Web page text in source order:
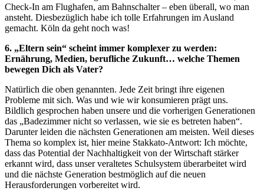
Check-In am Flughafen, am Bahnschalter – eben überall, wo man
ansteht. Diesbezüglich habe ich tolle Erfahrungen im Ausland
gemacht. Köln da geht noch was!
6. „Eltern sein“ scheint immer komplexer zu werden:
Ernährung, Medien, berufliche Zukunft… welche Themen
bewegen Dich als Vater?
Natürlich die oben genannten. Jede Zeit bringt ihre eigenen
Probleme mit sich. Was und wie wir konsumieren prägt uns.
Bildlich gesprochen haben unsere und die vorherigen Generationen
das „Badezimmer nicht so verlassen, wie sie es betreten haben“.
Darunter leiden die nächsten Generationen am meisten. Weil dieses
Thema so komplex ist, hier meine Stakkato-Antwort: Ich möchte,
dass das Potential der Nachhaltigkeit von der Wirtschaft stärker
erkannt wird, dass unser veraltetes Schulsystem überarbeitet wird
und die nächste Generation bestmöglich auf die neuen
Herausforderungen vorbereitet wird.